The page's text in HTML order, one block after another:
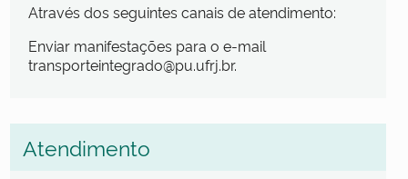
Através dos seguintes canais de atendimento:
Enviar manifestações para o e-mail
transporteintegrado@pu.ufrj.br.
Atendimento